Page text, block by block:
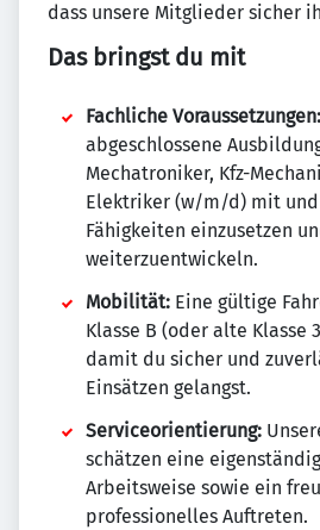
dass unsere Mitglieder sicher
Das bringst du mit
Fachliche Voraussetzungen:
abgeschlossene
Mechatroniker, Kfz-
Elektriker (w/m/d) mit
Fähigkeiten einzusetzen
weiterzuentwickeln.
Mobilität: Eine gültige
Klasse B (oder alte Klasse
damit du sicher und
Einsätzen gelangst.
Serviceorientierung:
schätzen eine
Arbeitsweise sowie ein
professionelles Auftreten.